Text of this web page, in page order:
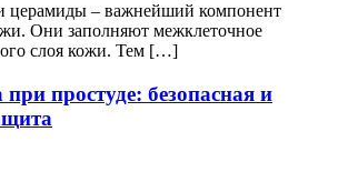
церамиды – важнейший компонент
Они заполняют межклеточное
слоя кожи. Тем […]
простуде: безопасная и